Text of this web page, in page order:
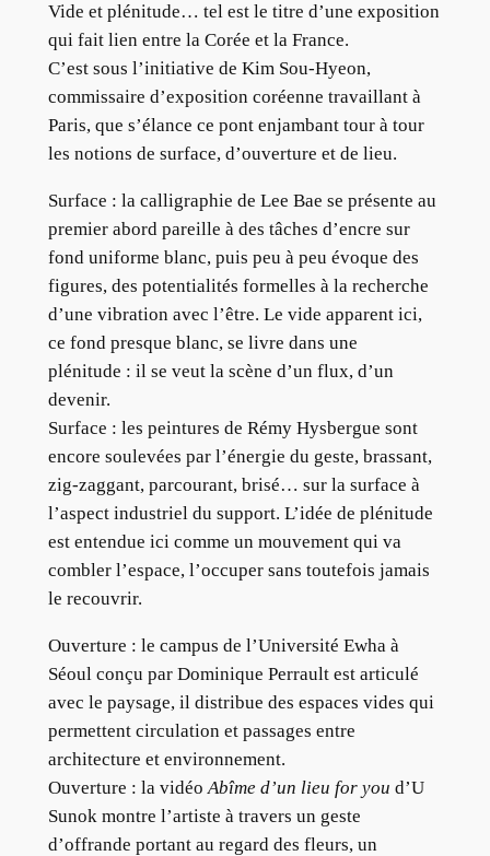
Vide et plénitude… tel est le titre d’une exposition
qui fait lien entre la Corée et la France.
C’est sous l’initiative de Kim Sou-Hyeon,
commissaire d’exposition coréenne travaillant à
Paris, que s’élance ce pont enjambant tour à tour
les notions de surface, d’ouverture et de lieu.
Surface : la calligraphie de Lee Bae se présente au
premier abord pareille à des tâches d’encre sur
fond uniforme blanc, puis peu à peu évoque des
figures, des potentialités formelles à la recherche
d’une vibration avec l’être. Le vide apparent ici,
ce fond presque blanc, se livre dans une
plénitude : il se veut la scène d’un flux, d’un
devenir.
Surface : les peintures de Rémy Hysbergue sont
encore soulevées par l’énergie du geste, brassant,
zig-zaggant, parcourant, brisé… sur la surface à
l’aspect industriel du support. L’idée de plénitude
est entendue ici comme un mouvement qui va
combler l’espace, l’occuper sans toutefois jamais
le recouvrir.
Ouverture : le campus de l’Université Ewha à
Séoul conçu par Dominique Perrault est articulé
avec le paysage, il distribue des espaces vides qui
permettent circulation et passages entre
architecture et environnement.
Ouverture : la vidéo Abîme d’un lieu for you d’U
Sunok montre l’artiste à travers un geste
d’offrande portant au regard des fleurs, un